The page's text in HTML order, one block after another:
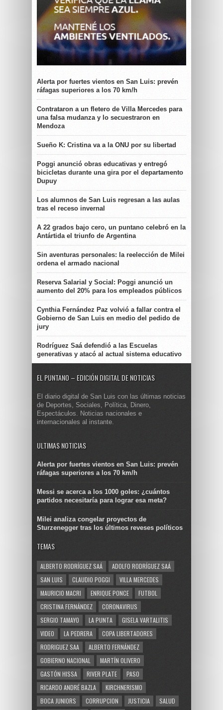
Alerta por fuertes vientos en San Luis: prevén
ráfagas superiores a los 70 km/h
Contrataron a un fletero de Villa Mercedes para
una falsa mudanza y lo secuestraron en
Mendoza
Sueño K: Cristina va a la ONU por su libertad
Poggi anunció obras educativas y entregó
bicicletas durante una gira por el departamento
Dupuy
Los alumnos de San Luis regresan a las aulas
tras el receso invernal
A 22 grados bajo cero, un puntano celebró en la
Antártida el triunfo de Argentina
Sin aventuras personales: la reelección de Milei
ordena el armado nacional
Reserva Salarial y Social: Poggi anunció un
aumento del 20% para los empleados públicos
Cynthia Fernández Paz volvió a fallar contra el
Gobierno de San Luis en medio del pedido de
jury
Rodríguez Saá defendió a las Escuelas
generativas y atacó al actual sistema educativo
EL PUNTANO – EDICIÓN DIGITAL DE NOTICIAS
El diario digital de San Luis con las últimas noticias
de Deportes, Sociales, Política, Dinero,
Espectáculos. Noticias nacionales e
internacionales al instante.
ULTIMAS NOTICIAS
Alerta por fuertes vientos en San Luis: prevén
ráfagas superiores a los 70 km/h
Messi se acerca a los 1000 goles: ¿cuántos
partidos necesitaría para lograr esa meta?
Milei analiza congelar proyectos de
Sturzenegger tras los últimos reveses políticos
TEMAS
ALBERTO RODRÍGUEZ SAÁ
ADOLFO RODRÍGUEZ SAÁ
SAN LUIS
CLAUDIO POGGI
VILLA MERCEDES
MAURICIO MACRI
ENRIQUE PONCE
FUTBOL
CRISTINA FERNÁNDEZ
CORONAVIRUS
SERGIO TAMAYO
LA PUNTA
GISELA VARTALITIS
VIDEO
LA PEDRERA
COPA LIBERTADORES
RODRIGUEZ SAA
ALBERTO FERNÁNDEZ
GOBIERNO NACIONAL
MARTÍN OLIVERO
GASTÓN HISSA
RIVER PLATE
PASO
RICARDO ANDRÉ BAZLA
KIRCHNERISMO
BOCA JUNIORS
CORRUPCION JUSTICIA
SALUD